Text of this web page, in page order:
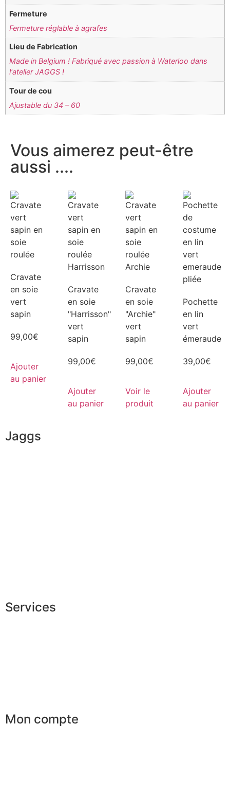
Fermeture
Fermeture réglable à agrafes
Lieu de Fabrication
Made in Belgium ! Fabriqué avec passion à Waterloo dans
l'atelier JAGGS !
Tour de cou
Ajustable du 34 – 60
Vous aimerez peut-être
aussi ....
Cravate
en soie
vert
sapin
99,00€
Ajouter
au panier
Cravate
en soie
"Harrisson"
vert
sapin
99,00€
Ajouter
au panier
Cravate
en soie
"Archie"
vert
sapin
99,00€
Voir le
produit
Pochette
en lin
vert
émeraude
39,00€
Ajouter
au panier
Jaggs
Services
Mon compte